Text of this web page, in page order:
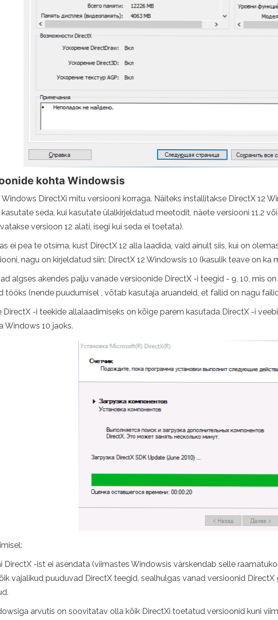
kohta Windowsis
DirectXi mitu versiooni korraga. Näiteks installitakse DirectX 12
seda, kui kasutate ülalkirjeldatud meetodit, näete versiooni 11.2
versioon 12 alati, isegi kui seda ei toetata).
ei pea te otsima, kust DirectX 12 alla laadida, vaid ainult siis, kui on
nagu on kirjeldatud siin: DirectX 12 Windowsis 10 (kasulik teave on ka
algses akendes palju vanade versioonide DirectX -i teegid - 9, 10, mis
tööks (nende puudumisel , võtab kasutaja aruandeid, et failid on nagu
DirectX -i teekide allalaadimiseks on kõige parem kasutada DirectX -i
Windows 10 jaoks.
DirectX -ist ei asendata (viimastes Windowsis värskendab selle
vajalikud puuduvad DirectX teegid, sealhulgas vanad versioonid
arvutis on soovitatav olla kõik DirectXi toetatud versioonid kuni